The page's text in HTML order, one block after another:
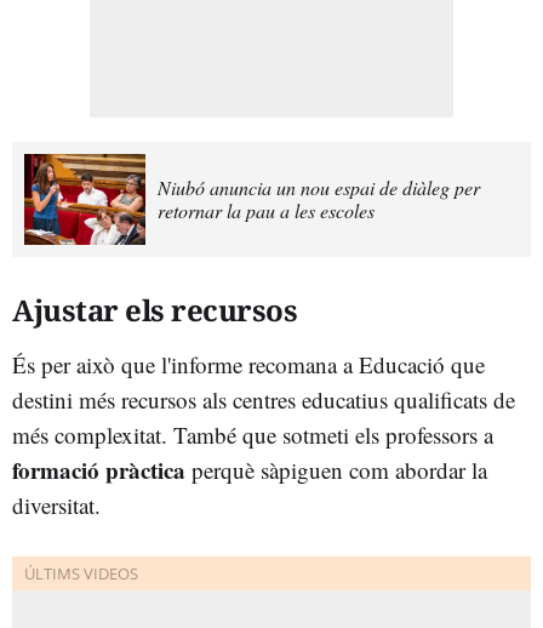
Niubó anuncia un nou espai de diàleg per
retornar la pau a les escoles
Ajustar els recursos
És per això que l'informe recomana a Educació que
destini més recursos als centres educatius qualificats de
més complexitat. També que sotmeti els professors a
formació pràctica perquè sàpiguen com abordar la
diversitat.